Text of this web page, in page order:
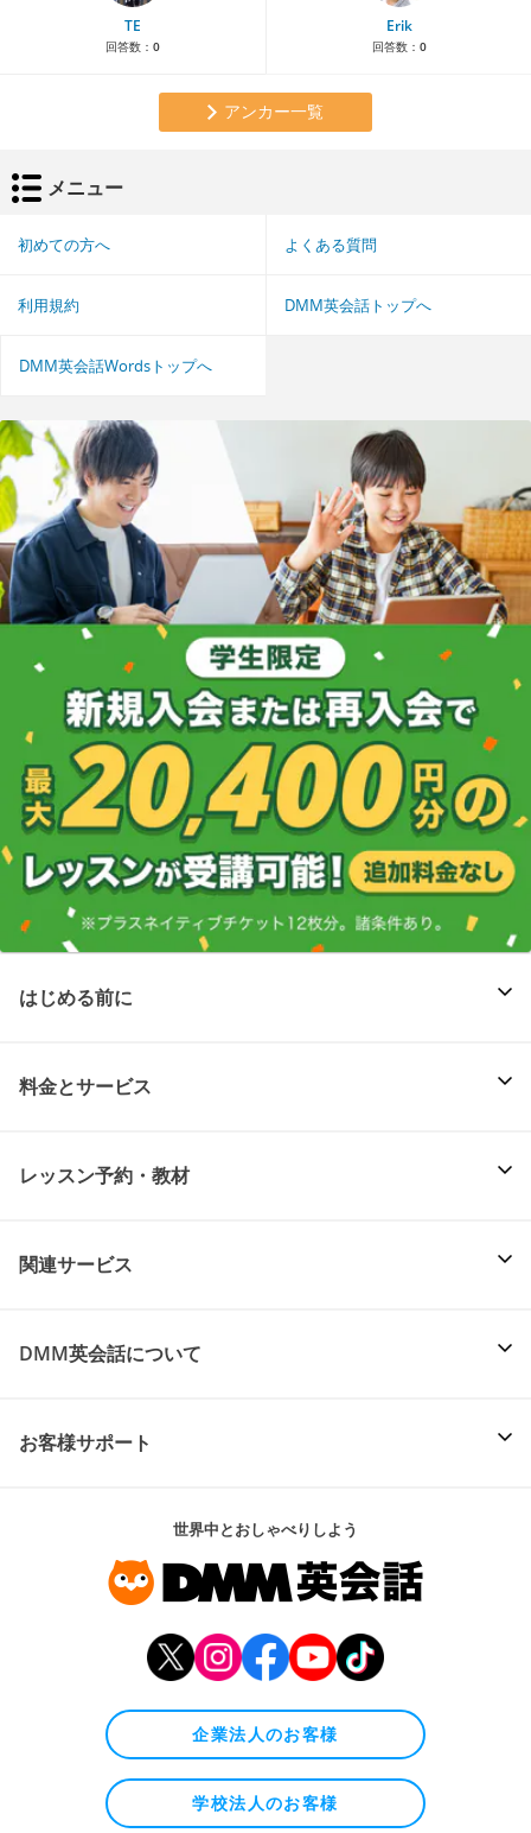
TE
回答数： 0
Erik
回答数： 0
アンカー一覧
メニュー
初めての方へ よくある質問
利用規約 DMM英会話トップへ
DMM英会話Wordsトップへ
はじめる前に
料金とサービス
レッスン予約・教材
関連サービス
DMM英会話について
お客様サポート
世界中とおしゃべりしよう
企業法人のお客様
学校法人のお客様